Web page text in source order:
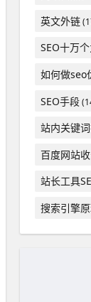
英文外链
SEO十万
如何做seo
SEO手段
站内关键
百度网站
站长工具
搜索引擎